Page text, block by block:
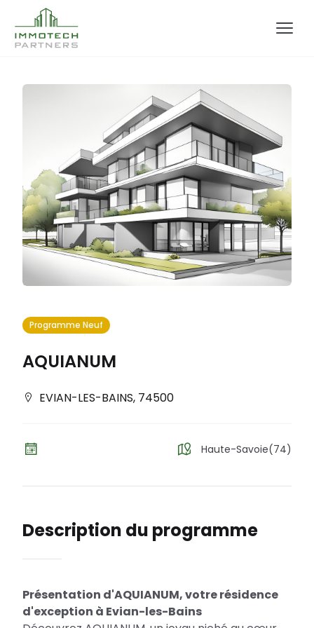
Programme Neuf
AQUIANUM
EVIAN-LES-BAINS, 74500
Haute-Savoie(74)
Description du programme
Présentation d'AQUIANUM, votre résidence
d'exception à Evian-les-Bains